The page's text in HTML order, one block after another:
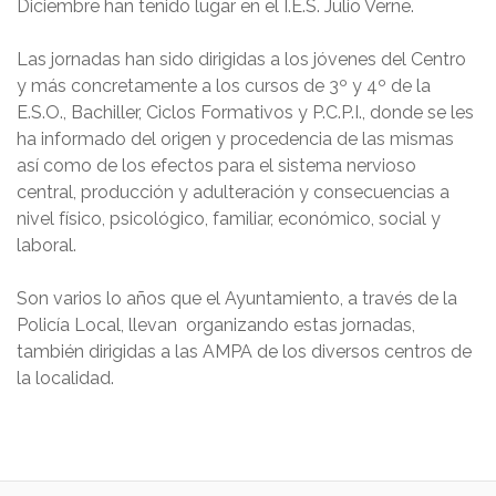
Diciembre han tenido lugar en el I.E.S. Julio Verne.
Las jornadas han sido dirigidas a los jóvenes del Centro
y más concretamente a los cursos de 3º y 4º de la
E.S.O., Bachiller, Ciclos Formativos y P.C.P.I., donde se les
ha informado del origen y procedencia de las mismas
así como de los efectos para el sistema nervioso
central, producción y adulteración y consecuencias a
nivel físico, psicológico, familiar, económico, social y
laboral.
Son varios lo años que el Ayuntamiento, a través de la
Policía Local, llevan organizando estas jornadas,
también dirigidas a las AMPA de los diversos centros de
la localidad.